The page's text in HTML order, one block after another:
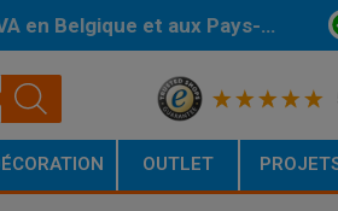
en Belgique et aux Pays-
OUTLET